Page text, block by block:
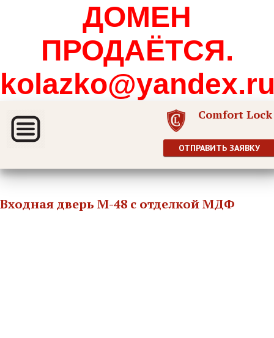
ДОМЕН
ПРОДАЁТСЯ.
Comfort Lock
ОТПРАВИТЬ ЗАЯВКУ
Входная дверь М-48 с отделкой МДФ